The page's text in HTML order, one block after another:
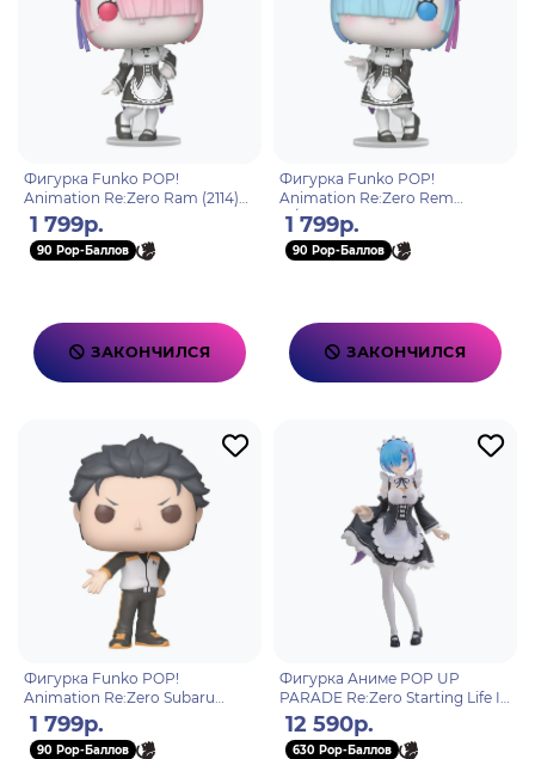
Фигурка Funko POP!
Animation Re:Zero Ram (2114)
86512
1 799р.
90 Pop-Баллов
ЗАКОНЧИЛСЯ
Фигурка Funko POP!
Animation Re:Zero Rem
w/Chase (2113) 86513
1 799р.
90 Pop-Баллов
ЗАКОНЧИЛСЯ
Фигурка Funko POP!
Animation Re:Zero Subaru
Natsuki (2111) 86514
1 799р.
90 Pop-Баллов
Фигурка Аниме POP UP
PARADE Re:Zero Starting Life In
Another World Rem 22см
4580590201286
12 590р.
630 Pop-Баллов